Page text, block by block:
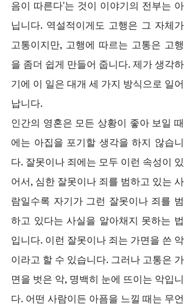
음이 따른다'는 것이 이야기의 전부는 아
닙니다. 역설적이게도 고행은 그 자체가
고통이지만, 고행에 따르는 고통은 고행
을 좀더 쉽게 만들어 줍니다. 제가 생각하
기에 이 일은 대개 세 가지 방식으로 일어
납니다.
인간의 영혼은 모든 상황이 좋아 보일 때
에는 아집을 포기할 생각을 하지 않습니
다. 잘못이나 죄에는 모두 이런 속성이 있
어서, 심한 잘못이나 죄를 범하고 있는 사
람일수록 자기가 그런 잘못이나 죄를 범
하고 있다는 사실을 알아채지 못하는 법
입니다. 이런 잘못이나 죄는 가면을 쓴 악
이라고 할 수 있습니다. 그러나 고통은 가
면을 벗은 악, 명백히 눈에 뜨이는 악입니
다. 어떤 사람이든 아픔을 느낄 때는 무언